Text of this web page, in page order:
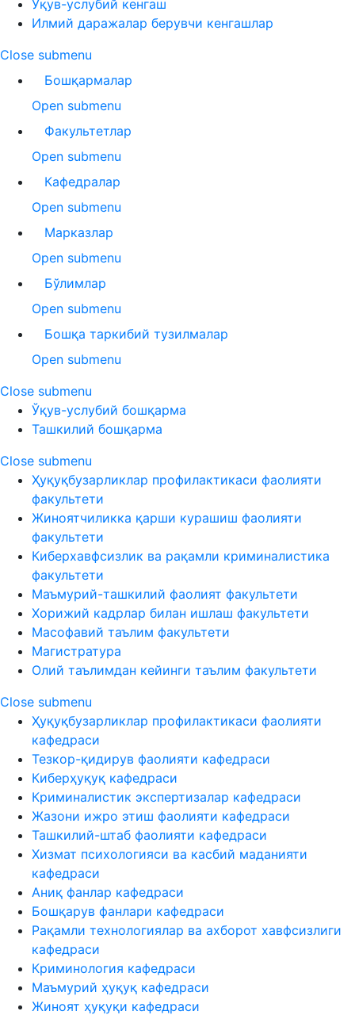
Ўқув-услубий кенгаш
Илмий даражалар берувчи кенгашлар
Close submenu
Бошқармалар
Open submenu
Факультетлар
Open submenu
Кафедралар
Open submenu
Марказлар
Open submenu
Бўлимлар
Open submenu
Бошқа таркибий тузилмалар
Open submenu
Close submenu
Ўқув-услубий бошқарма
Ташкилий бошқарма
Close submenu
Ҳуқуқбузарликлар профилактикаси фаолияти
факультети
Жиноятчиликка қарши курашиш фаолияти
факультети
Киберхавфсизлик ва рақамли криминалистика
факультети
Маъмурий-ташкилий фаолият факультети
Хорижий кадрлар билан ишлаш факультети
Масофавий таълим факультети
Магистратура
Олий таълимдан кейинги таълим факультети
Close submenu
Ҳуқуқбузарликлар профилактикаси фаолияти
кафедраси
Тезкор-қидирув фаолияти кафедраси
Киберҳуқуқ кафедраси
Криминалистик экспертизалар кафедраси
Жазони ижро этиш фаолияти кафедраси
Ташкилий-штаб фаолияти кафедраси
Хизмат психологияси ва касбий маданияти
кафедраси
Аниқ фанлар кафедраси
Бошқарув фанлари кафедраси
Рақамли технологиялар ва ахборот хавфсизлиги
кафедраси
Криминология кафедраси
Маъмурий ҳуқуқ кафедраси
Жиноят ҳуқуқи кафедраси